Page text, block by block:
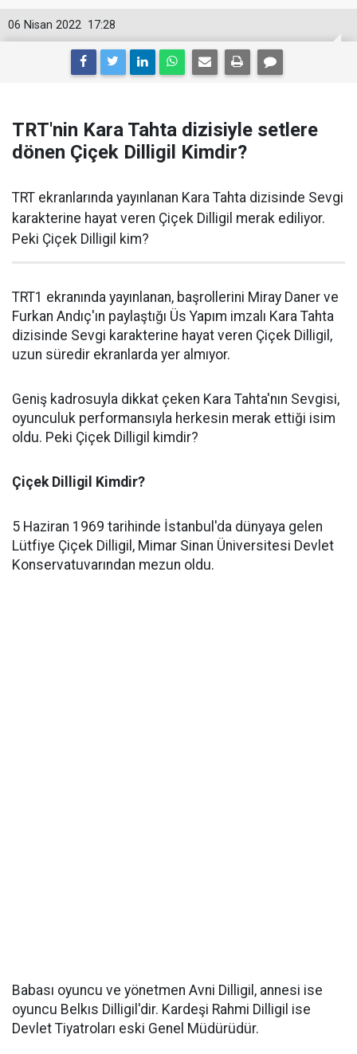
17:28
06 Nisan 2022
TRT'nin Kara Tahta dizisiyle setlere
dönen Çiçek Dilligil Kimdir?
TRT ekranlarında yayınlanan Kara Tahta dizisinde Sevgi
karakterine hayat veren Çiçek Dilligil merak ediliyor.
Peki Çiçek Dilligil kim?
TRT1 ekranında yayınlanan, başrollerini Miray Daner ve
Furkan Andıç'ın paylaştığı Üs Yapım imzalı Kara Tahta
dizisinde Sevgi karakterine hayat veren Çiçek Dilligil,
uzun süredir ekranlarda yer almıyor.
Geniş kadrosuyla dikkat çeken Kara Tahta'nın Sevgisi,
oyunculuk performansıyla herkesin merak ettiği isim
oldu. Peki Çiçek Dilligil kimdir?
Çiçek Dilligil Kimdir?
5 Haziran 1969 tarihinde İstanbul'da dünyaya gelen
Lütfiye Çiçek Dilligil, Mimar Sinan Üniversitesi Devlet
Konservatuvarından mezun oldu.
Babası oyuncu ve yönetmen Avni Dilligil, annesi ise
oyuncu Belkıs Dilligil'dir. Kardeşi Rahmi Dilligil ise
Devlet Tiyatroları eski Genel Müdürüdür.